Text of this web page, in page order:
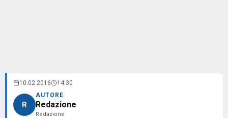
10.02.2016 14:30
R
AUTORE
Redazione
Redazione